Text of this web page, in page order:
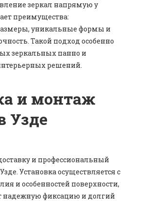
зеркал напрямую у
преимущества:
уникальные формы и
Такой подход особенно
зеркальных панно и
решений.
и монтаж
Узде
и профессиональный
Установка осуществляется с
и особенностей поверхности,
надежную фиксацию и долгий